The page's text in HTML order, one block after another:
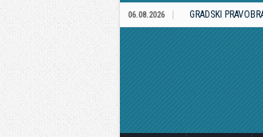
06.08.2026 GRADSKI